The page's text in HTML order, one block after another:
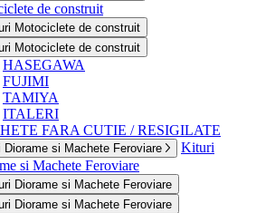
de construit
Motociclete de construit
Motociclete de construit
HASEGAWA
FUJIMI
TAMIYA
ITALERI
FARA CUTIE / RESIGILATE
Diorame si Machete Feroviare
Kituri
si Machete Feroviare
Diorame si Machete Feroviare
Diorame si Machete Feroviare